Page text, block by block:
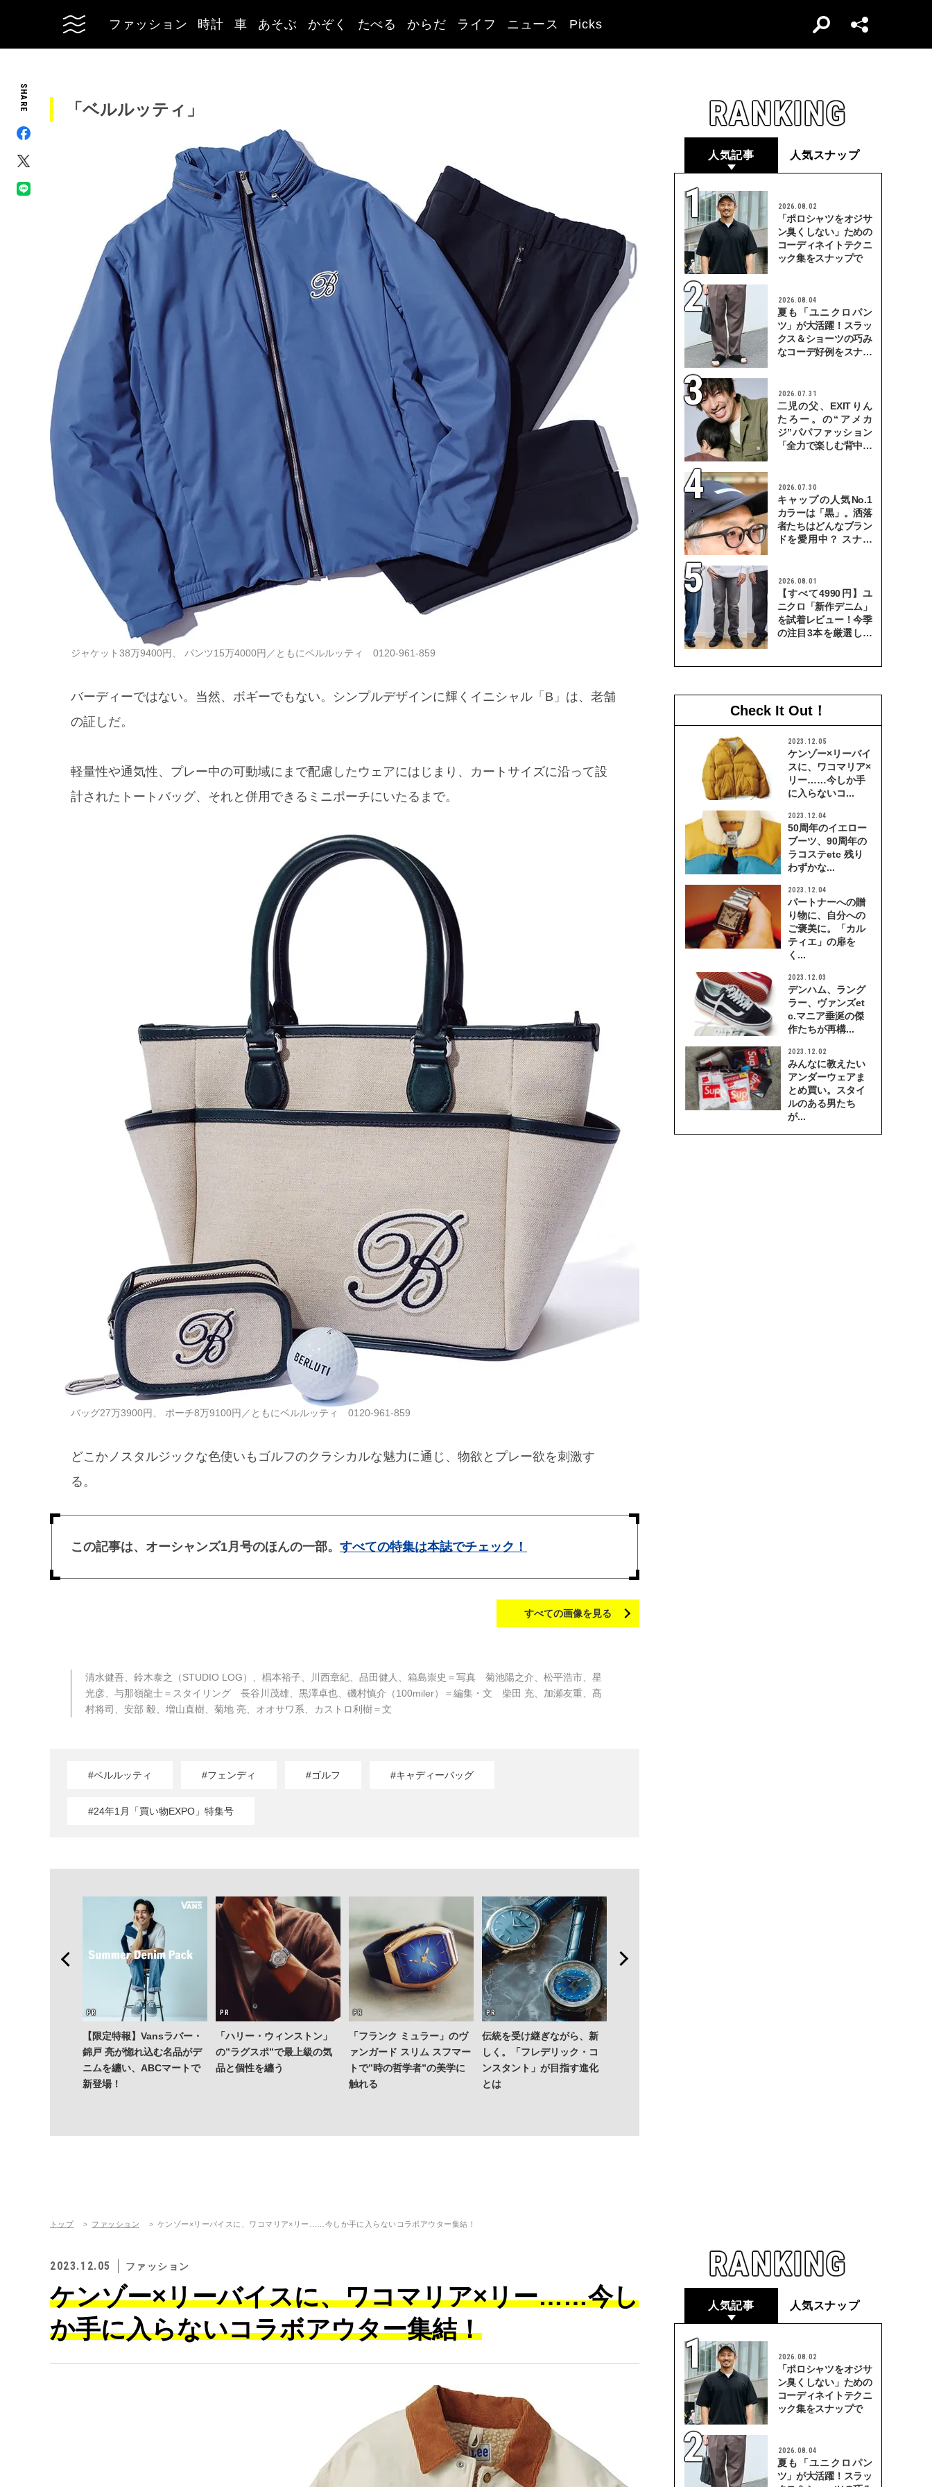
ファッション 時計 車 あそぶ かぞく たべる からだ ライフ ニュース Picks
「ベルルッティ」
ジャケット38万9400円、 パンツ15万4000円／ともにベルルッティ 0120-961-859
バーディーではない。当然、ボギーでもない。シンプルデザインに輝くイニシャル「B」は、老舗
の証しだ。
軽量性や通気性、プレー中の可動域にまで配慮したウェアにはじまり、カートサイズに沿って設
計されたトートバッグ、それと併用できるミニポーチにいたるまで。
バッグ27万3900円、 ポーチ8万9100円／ともにベルルッティ 0120-961-859
どこかノスタルジックな色使いもゴルフのクラシカルな魅力に通じ、物欲とプレー欲を刺激す
る。
この記事は、オーシャンズ1月号のほんの一部。 すべての特集は本誌でチェック！
すべての画像を見る
清水健吾、鈴木泰之（STUDIO LOG）、椙本裕子、川西章紀、品田健人、箱島崇史＝写真 菊池陽之介、松平浩市、星
光彦、与那嶺龍士＝スタイリング 長谷川茂雄、黒澤卓也、磯村慎介（100miler）＝編集・文 柴田 充、加瀬友重、髙
村将司、安部 毅、増山直樹、菊地 亮、オオサワ系、カストロ利樹＝文
#ベルルッティ #フェンディ #ゴルフ #キャディーバッグ
#24年1月「買い物EXPO」特集号
【限定特報】Vansラバー・
錦戸 亮が惚れ込む名品がデ
ニムを纏い、ABCマートで
新登場！
「ハリー・ウィンストン」
の”ラグスポ”で最上級の気
品と個性を纏う
「フランク ミュラー」のヴ
ァンガード スリム スフマー
トで”時の哲学者”の美学に
触れる
伝統を受け継ぎながら、新
しく。「フレデリック・コ
ンスタント」が目指す進化
とは
RANKING
人気記事 人気スナップ
2026.08.02
「ポロシャツをオジサ
ン臭くしない」ための
コーディネイトテクニ
ック集をスナップで
2026.08.04
夏も「ユニクロパン
ツ」が大活躍！スラッ
クス＆ショーツの巧み
なコーデ好例をスナッ
2026.07.31
二児の父、EXITりん
たろー。の“アメカ
ジ”パパファッション
「全力で楽しむ背中を
2026.07.30
キャップの人気No.1
カラーは「黒」。洒落
者たちはどんなブラン
ドを愛用中？ スナッ
2026.08.01
【すべて4990円】ユ
ニクロ「新作デニム」
を試着レビュー！今季
の注目3本を厳選して
Check It Out！
2023.12.05
ケンゾー×リーバイ
スに、ワコマリア×
リー……今しか手
に入らないコ...
2023.12.04
50周年のイエロー
ブーツ、90周年の
ラコステetc 残り
わずかな...
2023.12.04
パートナーへの贈
り物に、自分への
ご褒美に。「カル
ティエ」の扉を
く...
2023.12.03
デンハム、ラング
ラー、ヴァンズet
c.マニア垂涎の傑
作たちが再構...
2023.12.02
みんなに教えたい
アンダーウェアま
とめ買い。スタイ
ルのある男たち
が...
トップ ファッション ケンゾー×リーバイスに、ワコマリア×リー……今しか手に入らないコラボアウター集結！
2023.12.05 ファッション
ケンゾー×リーバイスに、ワコマリア×リー……今し
か手に入らないコラボアウター集結！
RANKING
人気記事 人気スナップ
2026.08.02
「ポロシャツをオジサ
ン臭くしない」ための
コーディネイトテクニ
ック集をスナップで
2026.08.04
夏も「ユニクロパン
ツ」が大活躍！スラッ